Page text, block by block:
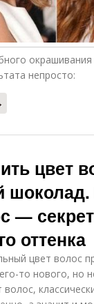
непросто:
цвет
—
оттенка
цвет волос
то нового, но
волос,